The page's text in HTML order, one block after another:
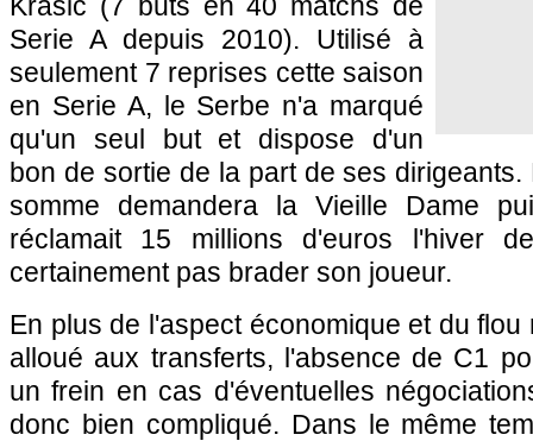
Serie A depuis 2010). Utilisé à
seulement 7 reprises cette saison
en Serie A, le Serbe n'a marqué
qu'un seul but et dispose d'un
bon de sortie de la part de ses
somme demandera la Vieille Dame
réclamait 15 millions d'euros l'hiver
certainement pas brader son joueur.
En plus de l'aspect économique et du
alloué aux transferts, l'absence de C1
un frein en cas d'éventuelles
donc bien compliqué. Dans le même